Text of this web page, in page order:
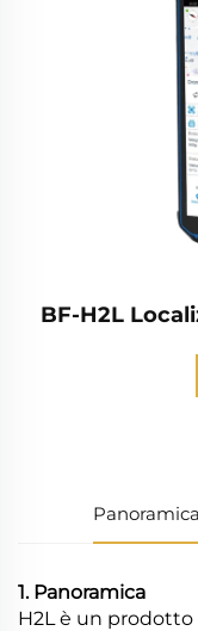
BF-H2L
Panoramica
1. Panoramica
H2L è un